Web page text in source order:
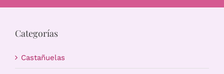
Estudio
Categorías
Castañuelas